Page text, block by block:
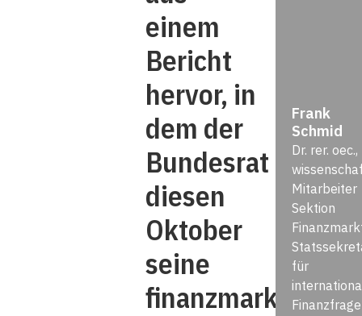
einem
Bericht
hervor, in
dem der
Bundesrat
diesen
Oktober
seine
Frank
Schmid
Dr. rer. oec.,
Mitarbeiter
Sektion
für